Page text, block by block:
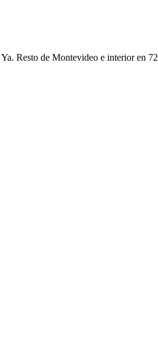
Resto de Montevideo e interior en